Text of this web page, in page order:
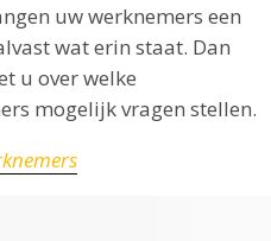
uw werknemers een
wat erin staat. Dan
u over welke
mogelijk vragen stellen.